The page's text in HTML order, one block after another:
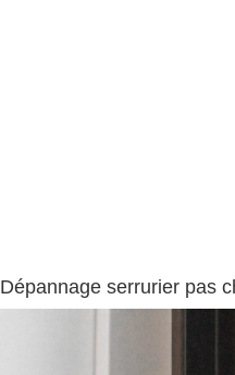
Dépannage serrurier pas